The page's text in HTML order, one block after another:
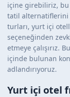
içine girebiliriz, bu
tatil alternatiflerini
turları, yurt içi
seçeneğinden
etmeye çalışırız.
içinde bulunan
adlandırıyoruz.
Yurt içi otel